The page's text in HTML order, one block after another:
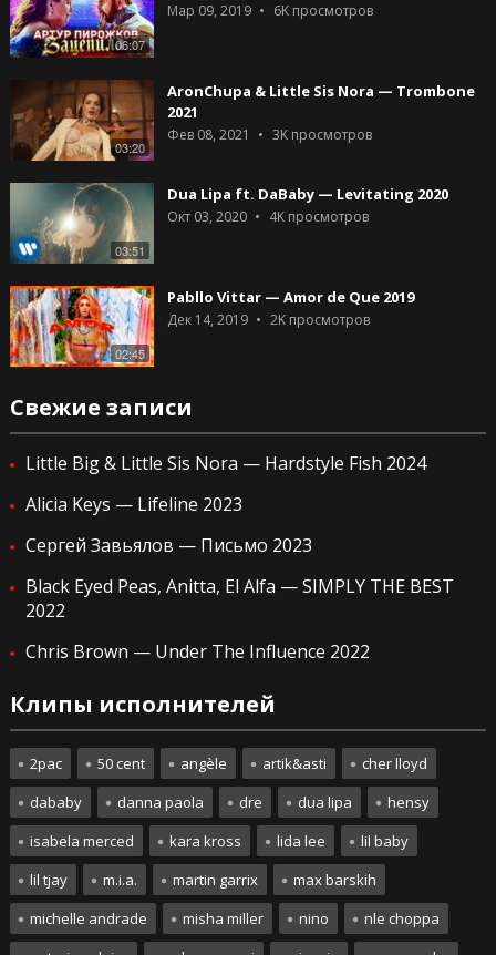
06:07
Мар 09, 2019 6Kпросмотров
03:20
AronChupa & Little Sis Nora — Trombone
2021
Фев 08, 2021 3Kпросмотров
03:51
Dua Lipa ft. DaBaby — Levitating 2020
Окт 03, 2020 4Kпросмотров
02:45
Pabllo Vittar — Amor de Que 2019
Дек 14, 2019 2Kпросмотров
Свежие записи
Little Big & Little Sis Nora — Hardstyle Fish 2024
Alicia Keys — Lifeline 2023
Сергей Завьялов — Письмо 2023
Black Eyed Peas, Anitta, El Alfa — SIMPLY THE BEST
2022
Chris Brown — Under The Influence 2022
Клипы исполнителей
2pac 50 cent angèle artik&asti
cher lloyd
dababy
danna paola dre dua lipa
hensy
isabela merced
kara kross lida lee
lil baby
lil tjay
m.i.a. martin garrix
max barskih
michelle andrade
misha miller nino
nle choppa